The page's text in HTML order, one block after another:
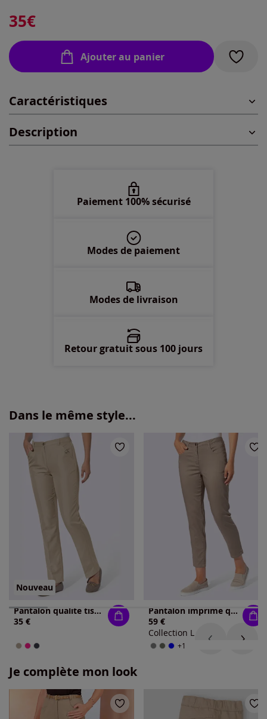
En stock
46 -En stock
48 -En stock
35€
Ajouter au panier
Caractéristiques
Description
Paiement 100% sécurisé
Modes de paiement
Modes de livraison
Retour gratuit sous 100 jours
Dans le même style...
Nouveau
Pantalon qualité tissée
35 €
Pantalon imprimé qualité coton
59 €
Collection L
+1
Je complète mon look